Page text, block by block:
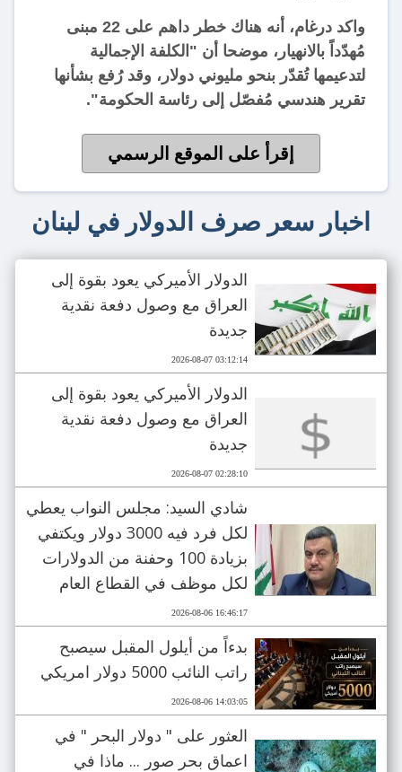
واكد درغام، أنه هناك خطر داهم على 22 مبنى
مُهدّداً بالانهيار، موضحا أن "الكلفة الإجمالية
لتدعيمها تُقدّر بنحو مليوني دولار، وقد رُفع بشأنها
تقرير هندسي مُفصّل إلى رئاسة الحكومة".
إقرأ على الموقع الرسمي
اخبار سعر صرف الدولار في لبنان
الدولار الأميركي يعود بقوة إلى
العراق مع وصول دفعة نقدية
جديدة
2026-08-07 03:12:14
الدولار الأميركي يعود بقوة إلى
العراق مع وصول دفعة نقدية
جديدة
2026-08-07 02:28:10
شادي السيد: مجلس النواب يعطي
لكل فرد فيه 3000 دولار ويكتفي
بزيادة 100 وحفنة من الدولارات
لكل موظف في القطاع العام
2026-08-06 16:46:17
بدءاً من أيلول المقبل سيصبح
راتب النائب 5000 دولار امريكي
2026-08-06 14:03:05
العثور على " دولار البحر " في
اعماق بحر صور ... ماذا في